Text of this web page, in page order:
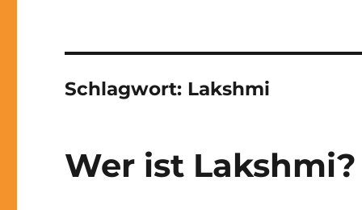
Schlagwort: Lakshmi
Wer ist Lakshmi?